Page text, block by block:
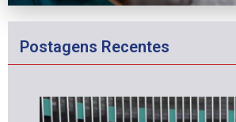
Postagens Recentes